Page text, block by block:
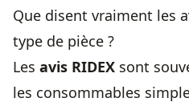
Que disent vraiment les
type de pièce ?
Les avis RIDEX sont
les consommables